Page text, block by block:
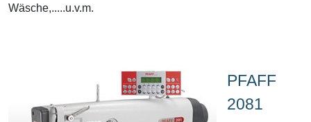
Wäsche,.....u.v.m.
PFAFF
2081